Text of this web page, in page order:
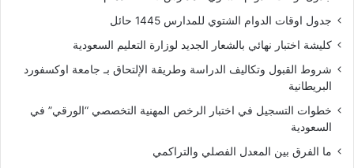
جدول اوقات الدوام الشتوي للمدارس 1445 حائل
كليشة اختبار نهائي بالشعار الجديد لوزارة التعليم السعودية
شروط القبول وتكاليف الدراسة وطريقة الإلتحاق بـ جامعة اوكسفورد
البريطانية
خطوات التسجيل في اختبار الرخص المهنية التخصصي “الورقي” في
السعودية
ما الفرق بين المعدل الفصلي والتراكمي